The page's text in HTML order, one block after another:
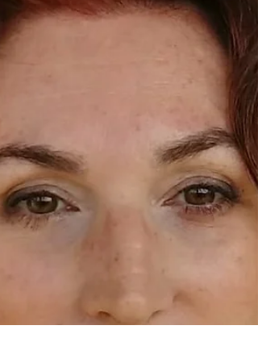
O momento atual nos proporciona a oportunidade de
viver uma experiência única, que se soubermos